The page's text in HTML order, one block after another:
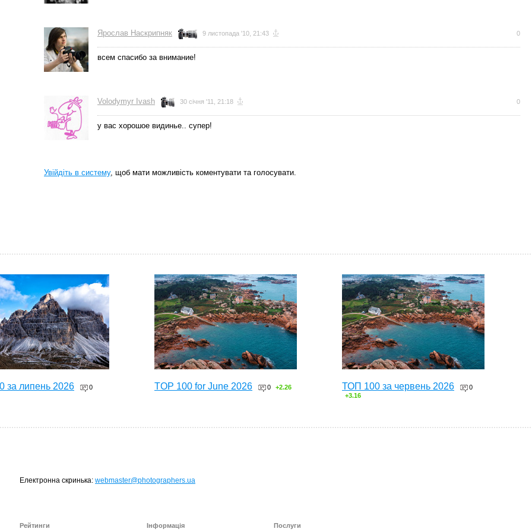
Ярослав Наскрипняк 9 листопада '10, 21:43 0
всем спасибо за внимание!
Volodymyr Ivash 30 січня '11, 21:18 0
у вас хорошое видинье.. супер!
Увійдіть в систему, щоб мати можливість коментувати та голосувати.
за липень 2026
0
TOP 100 for June 2026 0 +2.26 ТОП 100 за червень 2026
0
+3.16
Електронна скринька: webmaster@photographers.ua
Рейтинги Інформація Послуги